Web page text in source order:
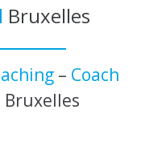
Bruxelles
– Coach
Bruxelles